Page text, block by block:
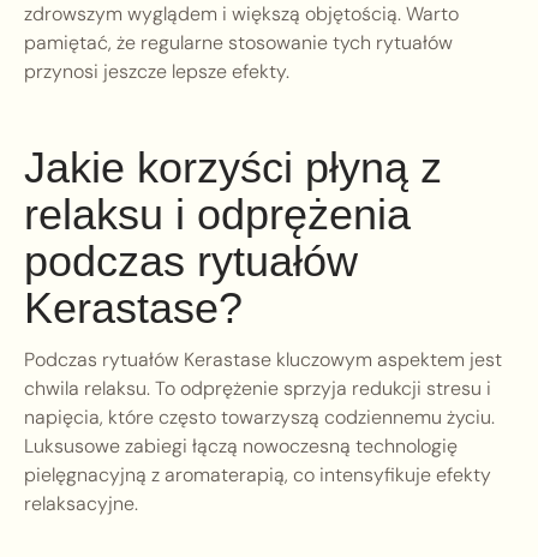
zdrowszym wyglądem i większą objętością. Warto
pamiętać, że regularne stosowanie tych rytuałów
przynosi jeszcze lepsze efekty.
Jakie korzyści płyną z
relaksu i odprężenia
podczas rytuałów
Kerastase?
Podczas rytuałów Kerastase kluczowym aspektem jest
chwila relaksu. To odprężenie sprzyja redukcji stresu i
napięcia, które często towarzyszą codziennemu życiu.
Luksusowe zabiegi łączą nowoczesną technologię
pielęgnacyjną z aromaterapią, co intensyfikuje efekty
relaksacyjne.